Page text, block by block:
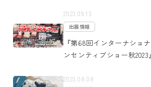
2023.09.13
出展情報
『第68回インターナショ
ンセンティブショー秋
2023.08.08